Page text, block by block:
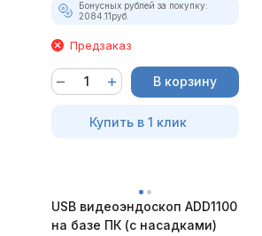
Бонусных рублей за покупку:
2084.11руб.
Предзаказ
В корзину
Купить в 1 клик
USB видеоэндоскоп ADD1100
на базе ПК (с насадками)